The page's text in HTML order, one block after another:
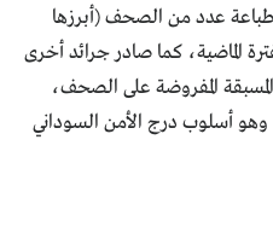
عدد من الصحف (أبرزها
الماضية، كما صادر جرائد أخرى
المفروضة على الصحف،
أسلوب درج الأمن السوداني